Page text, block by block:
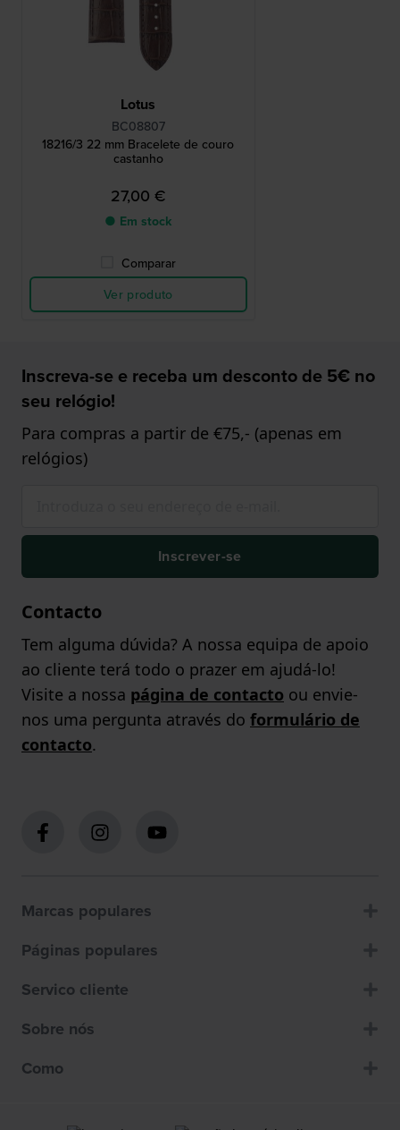
Lotus
BC08807
18216/3 22 mm Bracelete de couro
castanho
27,00 €
● Em stock
Comparar
Ver produto
Inscreva-se e receba um desconto de 5€ no
seu relógio!
Para compras a partir de €75,- (apenas em
relógios)
Inscrever-se
Contacto
Tem alguma dúvida? A nossa equipa de apoio
ao cliente terá todo o prazer em ajudá-lo!
Visite a nossa página de contacto ou envie-
nos uma pergunta através do formulário de
contacto.
Marcas populares
Páginas populares
Servico cliente
Sobre nós
Como